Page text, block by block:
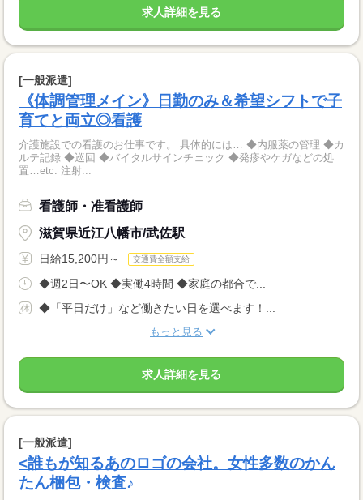
求人詳細を見る
[一般派遣]
《体調管理メイン》日勤のみ＆希望シフトで子
育てと両立◎看護
介護施設での看護のお仕事です。 具体的には… ◆内服薬の管理 ◆カ
ルテ記録 ◆巡回 ◆バイタルサインチェック ◆発疹やケガなどの処
置…etc. 注射...
看護師・准看護師
滋賀県近江八幡市/武佐駅
日給15,200円～ 交通費全額支給
◆週2日〜OK ◆実働4時間 ◆家庭の都合で...
◆「平日だけ」など働きたい日を選べます！...
もっと見る
求人詳細を見る
[一般派遣]
<誰もが知るあのロゴの会社。女性多数のかん
たん梱包・検査♪